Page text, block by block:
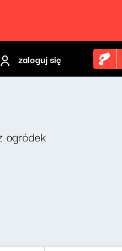
zaloguj się
ogródek